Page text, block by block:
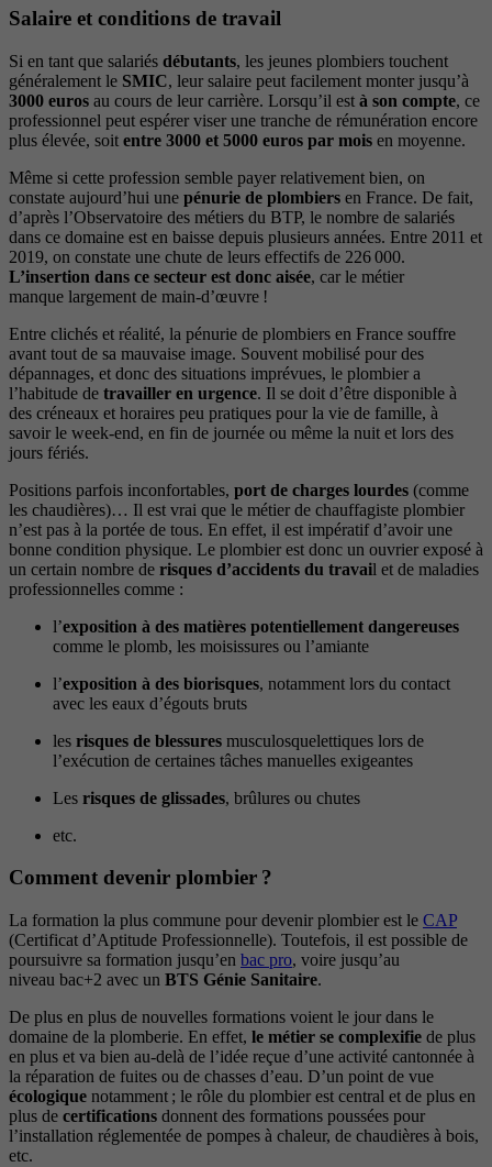
Salaire et conditions de travail
Si en tant que salariés débutants, les jeunes plombiers touchent
généralement le SMIC, leur salaire peut facilement monter jusqu’à
3000 euros au cours de leur carrière. Lorsqu’il est à son compte, ce
professionnel peut espérer viser une tranche de rémunération encore
plus élevée, soit entre 3000 et 5000 euros par mois en moyenne.
Même si cette profession semble payer relativement bien, on
constate aujourd’hui une pénurie de plombiers en France. De fait,
d’après l’Observatoire des métiers du BTP, le nombre de salariés
dans ce domaine est en baisse depuis plusieurs années. Entre 2011 et
2019, on constate une chute de leurs effectifs de 226 000.
L’insertion dans ce secteur est donc aisée, car le métier
manque largement de main-d’œuvre !
Entre clichés et réalité, la pénurie de plombiers en France souffre
avant tout de sa mauvaise image. Souvent mobilisé pour des
dépannages, et donc des situations imprévues, le plombier a
l’habitude de travailler en urgence. Il se doit d’être disponible à
des créneaux et horaires peu pratiques pour la vie de famille, à
savoir le week-end, en fin de journée ou même la nuit et lors des
jours fériés.
Positions parfois inconfortables, port de charges lourdes (comme
les chaudières)… Il est vrai que le métier de chauffagiste plombier
n’est pas à la portée de tous. En effet, il est impératif d’avoir une
bonne condition physique. Le plombier est donc un ouvrier exposé à
un certain nombre de risques d’accidents du travail et de maladies
professionnelles comme :
l’exposition à des matières potentiellement dangereuses
comme le plomb, les moisissures ou l’amiante
l’exposition à des biorisques, notamment lors du contact
avec les eaux d’égouts bruts
les risques de blessures musculosquelettiques lors de
l’exécution de certaines tâches manuelles exigeantes
Les risques de glissades, brûlures ou chutes
etc.
Comment devenir plombier ?
La formation la plus commune pour devenir plombier est le CAP
(Certificat d’Aptitude Professionnelle). Toutefois, il est possible de
poursuivre sa formation jusqu’en bac pro, voire jusqu’au
niveau bac+2 avec un BTS Génie Sanitaire.
De plus en plus de nouvelles formations voient le jour dans le
domaine de la plomberie. En effet, le métier se complexifie de plus
en plus et va bien au-delà de l’idée reçue d’une activité cantonnée à
la réparation de fuites ou de chasses d’eau. D’un point de vue
écologique notamment ; le rôle du plombier est central et de plus en
plus de certifications donnent des formations poussées pour
l’installation réglementée de pompes à chaleur, de chaudières à bois,
etc.